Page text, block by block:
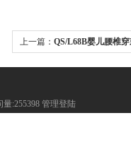
上一篇： QS/L68B婴儿腰椎
量:255398 管理登陆